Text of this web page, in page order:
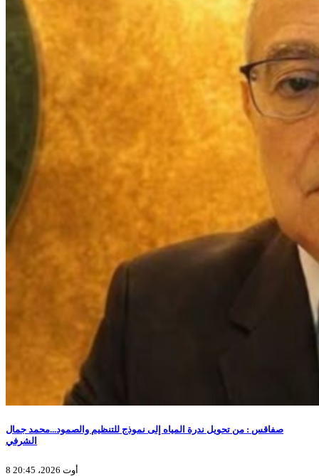
صفاقس : من تحويل ندرة المياه إلى نموذج للتنظيم والصمود...محمد جمال
الشرفي
8 أوت 2026، 20:45